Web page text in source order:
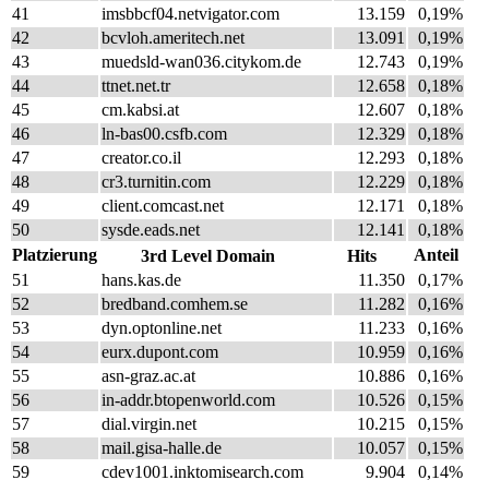
41
imsbbcf04.netvigator.com 13.159
0,19%
42
bcvloh.ameritech.net 13.091
0,19%
43
muedsld-wan036.citykom.de 12.743
0,19%
44
ttnet.net.tr 12.658
0,18%
45
cm.kabsi.at 12.607
0,18%
46
ln-bas00.csfb.com 12.329
0,18%
47
creator.co.il 12.293
0,18%
48
cr3.turnitin.com 12.229
0,18%
49
client.comcast.net 12.171
0,18%
50
sysde.eads.net 12.141
0,18%
Platzierung
3rd Level Domain Hits
Anteil
51
hans.kas.de 11.350
0,17%
52
bredband.comhem.se 11.282
0,16%
53
dyn.optonline.net 11.233
0,16%
54
eurx.dupont.com 10.959
0,16%
55
asn-graz.ac.at 10.886
0,16%
56
in-addr.btopenworld.com 10.526
0,15%
57
dial.virgin.net 10.215
0,15%
58
mail.gisa-halle.de 10.057
0,15%
59
cdev1001.inktomisearch.com 9.904 0,14%